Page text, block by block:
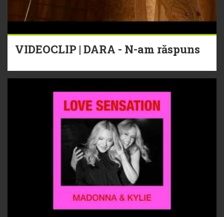
VIDEOCLIP | DARA - N-am răspuns